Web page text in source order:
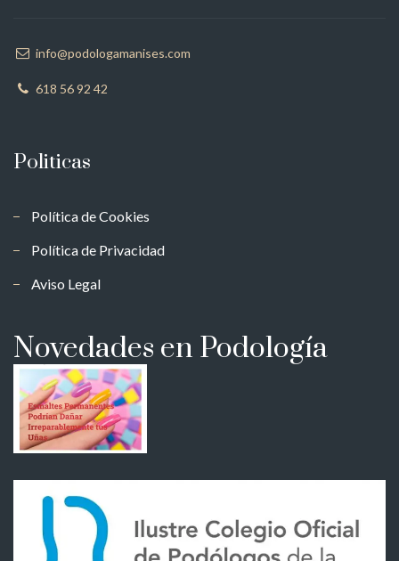
info@podologamanises.com
618 56 92 42
Politicas
Política de Cookies
Política de Privacidad
Aviso Legal
Novedades en Podología